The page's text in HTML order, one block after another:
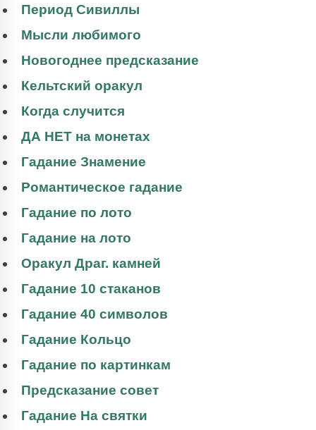
Период Сивиллы
Мысли любимого
Новогоднее предсказание
Кельтский оракул
Когда случится
ДА НЕТ на монетах
Гадание Знамение
Романтическое гадание
Гадание по лото
Гадание на лото
Оракул Драг. камней
Гадание 10 стаканов
Гадание 40 символов
Гадание Кольцо
Гадание по картинкам
Предсказание совет
Гадание На святки